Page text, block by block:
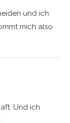
und ich
mich also
Und ich